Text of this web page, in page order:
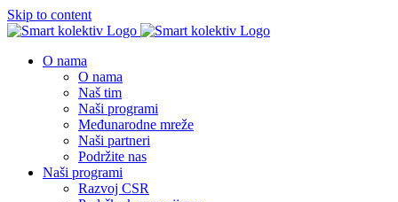
Skip to content
O nama
O nama
Naš tim
Naši programi
Međunarodne mreže
Naši partneri
Podržite nas
Naši programi
Razvoj CSR